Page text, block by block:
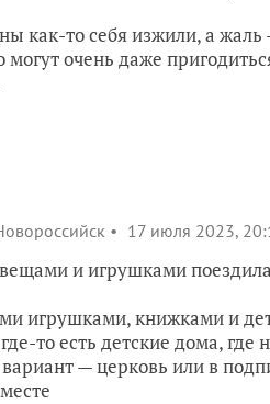
как-то себя изжили, а
очень даже
17 июля 2023,
и игрушками
игрушками, книжками и
то есть детские дома,
— церковь или в